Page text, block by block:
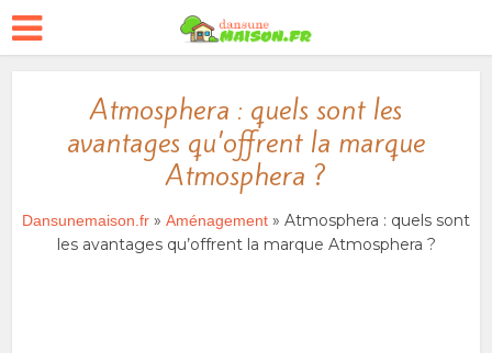
Atmosphera : quels sont les
avantages qu’offrent la marque
Atmosphera ?
Dansunemaison.fr » Aménagement » Atmosphera : quels sont
les avantages qu’offrent la marque Atmosphera ?